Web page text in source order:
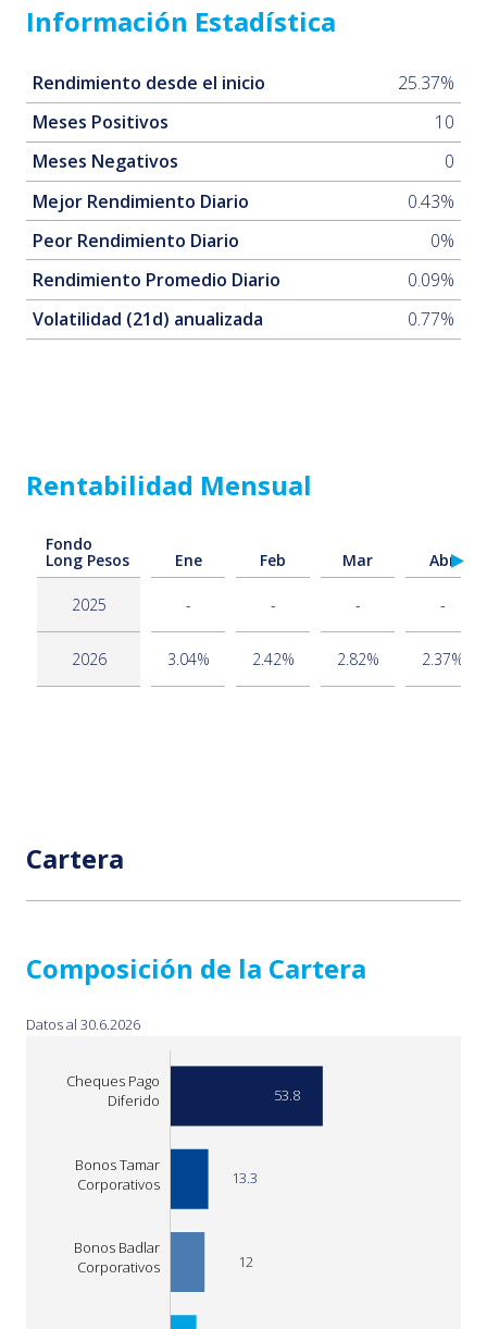
Información Estadística
Rendimiento desde el inicio
25.37%
Meses Positivos
10
Meses Negativos
0
Mejor Rendimiento Diario
0.43%
Peor Rendimiento Diario
0%
Rendimiento Promedio Diario
0.09%
Volatilidad (21d) anualizada
0.77%
Rentabilidad Mensual
Fondo
Long Pesos Ene Feb Mar Abr
2025 - - - -
2026 3.04% 2.42% 2.82% 2.37%
Cartera
Composición de la Cartera
Datos al 30.6.2026
53.8
13.3
12
Cheques Pago
Diferido
Bonos Badlar
Corporativos
Bonos Tamar
Corporativos